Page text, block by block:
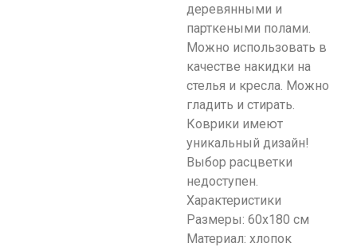
деревянными и
парткеными полами.
Можно использовать в
качестве накидки на
стелья и кресла. Можно
гладить и стирать.
Коврики имеют
уникальный дизайн!
Выбор расцветки
недоступен.
Характеристики
Размеры: 60х180 см
Материал: хлопок